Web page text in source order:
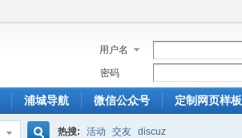
用户名
密码
浦城导航 微信公众号 定制网页样板
热搜: 活动 交友 discuz